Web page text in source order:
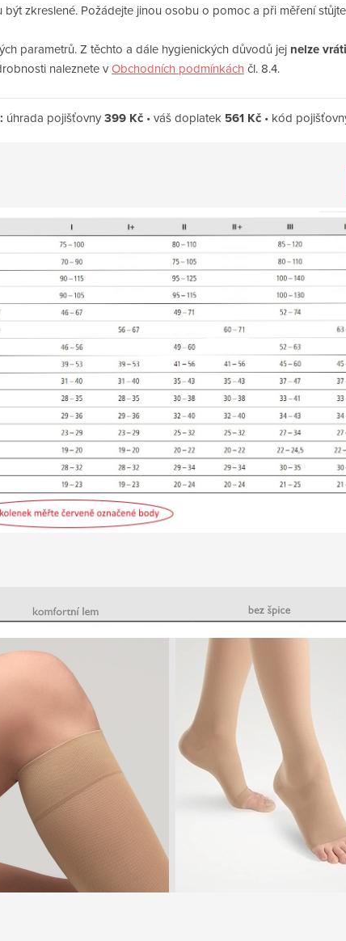
zkreslené. Požádejte jinou osobu o pomoc a při měření
parametrů. Z těchto a dále hygienických důvodů jej nelze
naleznete vObchodních podmínkáchčl. 8.4.
úhrada pojišťovny399 Kč • váš doplatek 561 Kč • kód